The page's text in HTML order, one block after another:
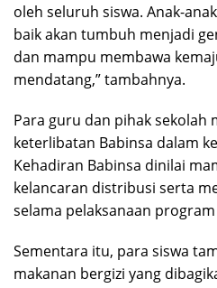
oleh seluruh siswa. Anak-
baik akan tumbuh menjadi
dan mampu membawa
mendatang,” tambahnya.
Para guru dan pihak sekolah
keterlibatan Babinsa dalam
Kehadiran Babinsa dinilai
kelancaran distribusi serta
selama pelaksanaan
Sementara itu, para siswa
makanan bergizi yang